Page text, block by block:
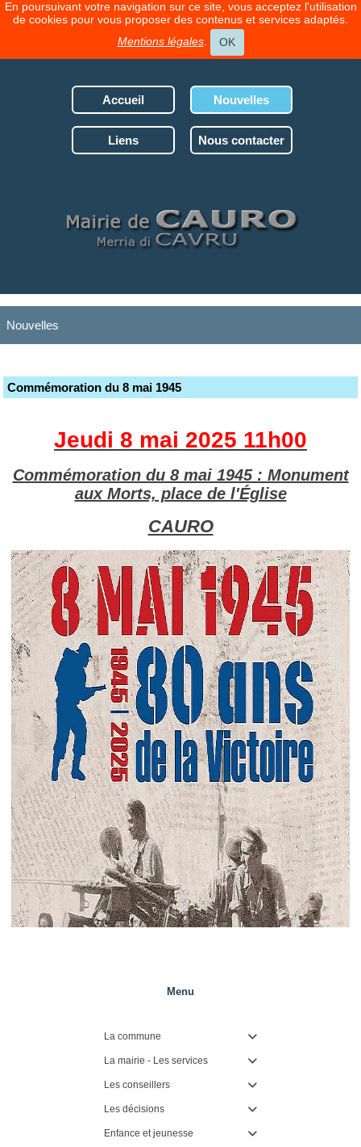
En poursuivant votre navigation sur ce site, vous acceptez l'utilisation
de cookies pour vous proposer des contenus et services adaptés.
Mentions légales. OK
Accueil Nouvelles
Liens Nous contacter
Nouvelles
Commémoration du 8 mai 1945
Jeudi 8 mai 2025 11h00
Commémoration du 8 mai 1945 : Monument
aux Morts, place de l'Église
CAURO
Menu
La commune 
La mairie - Les services 
Les conseillers 
Les décisions 
Enfance et jeunesse 